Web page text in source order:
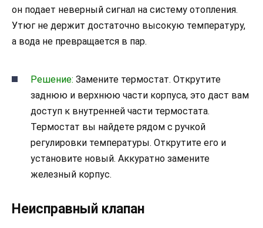
он подает неверный сигнал на систему отопления.
Утюг не держит достаточно высокую температуру,
а вода не превращается в пар.
Решение: Замените термостат. Открутите
заднюю и верхнюю части корпуса, это даст вам
доступ к внутренней части термостата.
Термостат вы найдете рядом с ручкой
регулировки температуры. Открутите его и
установите новый. Аккуратно замените
железный корпус.
Неисправный клапан